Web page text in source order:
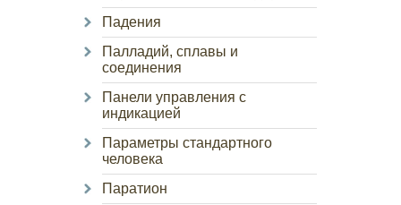
Падения
Палладий, сплавы и
соединения
Панели управления с
индикацией
Параметры стандартного
человека
Паратион